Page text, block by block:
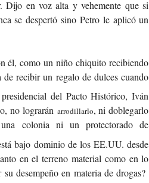
Dijo en voz alta y vehemente que si
se despertó sino Petro le aplicó un
él, como un niño chiquito recibiendo
recibir un regalo de dulces cuando
del Pacto Histórico, Iván
no lograrán arrodillarlo, ni doblegarlo
una colonia ni un protectorado de
bajo dominio de los EE.UU. desde
en el terreno material como en lo
desempeño en materia de drogas?